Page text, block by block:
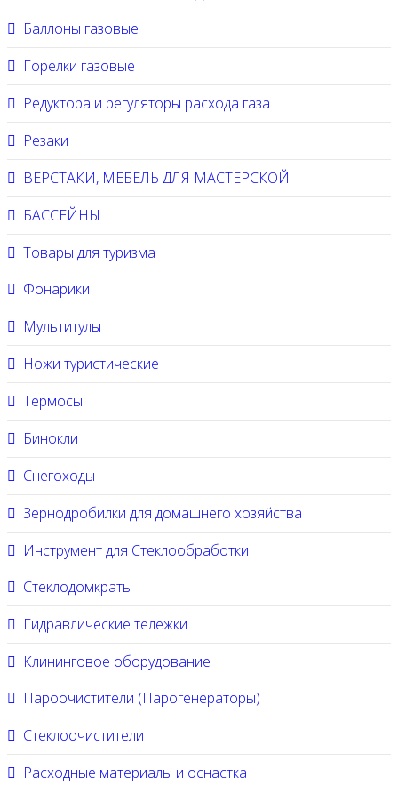
Баллоны газовые
Горелки газовые
Редуктора и регуляторы расхода газа
Резаки
ВЕРСТАКИ, МЕБЕЛЬ ДЛЯ МАСТЕРСКОЙ
БАССЕЙНЫ
Товары для туризма
Фонарики
Мультитулы
Ножи туристические
Термосы
Бинокли
Снегоходы
Зернодробилки для домашнего хозяйства
Инструмент для Стеклообработки
Стеклодомкраты
Гидравлические тележки
Клининговое оборудование
Пароочистители (Парогенераторы)
Стеклоочистители
Расходные материалы и оснастка